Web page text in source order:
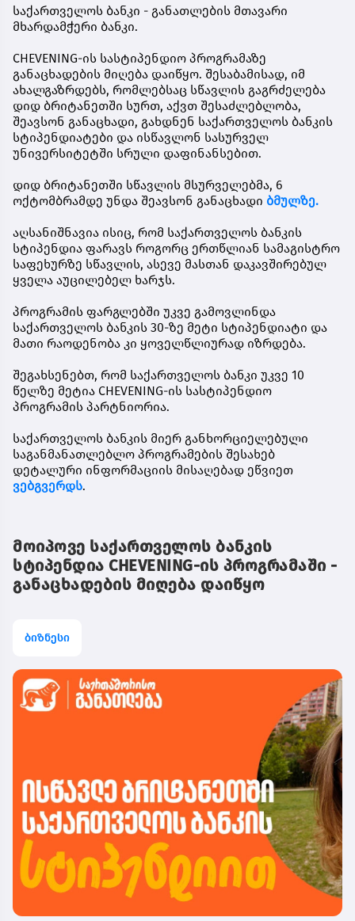
საქართველოს ბანკი - განათლების მთავარი
მხარდამჭერი ბანკი.
CHEVENING-ის სასტიპენდიო პროგრამაზე
განაცხადების მიღება დაიწყო. შესაბამისად, იმ
ახალგაზრდებს, რომლებსაც სწავლის გაგრძელება
დიდ ბრიტანეთში სურთ, აქვთ შესაძლებლობა,
შეავსონ განაცხადი, გახდნენ საქართველოს ბანკის
სტიპენდიატები და ისწავლონ სასურველ
უნივერსიტეტში სრული დაფინანსებით.
დიდ ბრიტანეთში სწავლის მსურველებმა, 6
ოქტომბრამდე უნდა შეავსონ განაცხადი ბმულზე.
აღსანიშნავია ისიც, რომ საქართველოს ბანკის
სტიპენდია ფარავს როგორც ერთწლიან სამაგისტრო
საფეხურზე სწავლის, ასევე მასთან დაკავშირებულ
ყველა აუცილებელ ხარჯს.
პროგრამის ფარგლებში უკვე გამოვლინდა
საქართველოს ბანკის 30-ზე მეტი სტიპენდიატი და
მათი რაოდენობა კი ყოველწლიურად იზრდება.
შეგახსენებთ, რომ საქართველოს ბანკი უკვე 10
წელზე მეტია CHEVENING-ის სასტიპენდიო
პროგრამის პარტნიორია.
საქართველოს ბანკის მიერ განხორციელებული
საგანმანათლებლო პროგრამების შესახებ
დეტალური ინფორმაციის მისაღებად ეწვიეთ
ვებგვერდს.
მოიპოვე საქართველოს ბანკის
სტიპენდია CHEVENING-ის პროგრამაში -
განაცხადების მიღება დაიწყო
ბიზნესი